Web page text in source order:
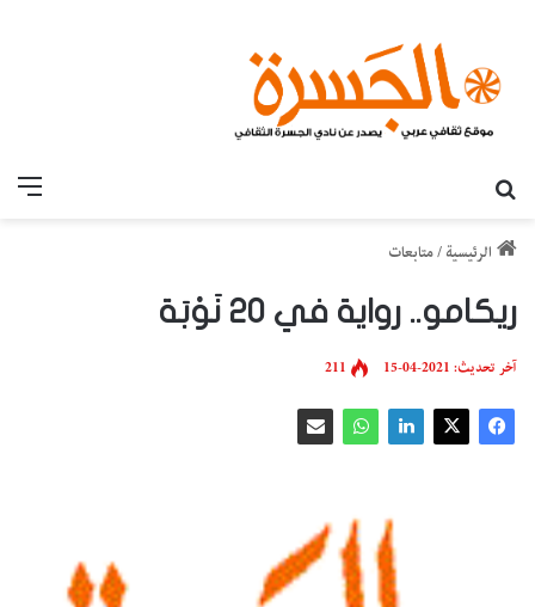
الرئيسية /متابعات
ريكامو.. رواية في 20 نَوْبَة
آخر تحديث: 2021-04-15 211